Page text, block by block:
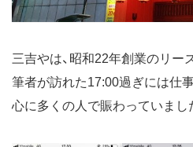
三吉やは、昭和22年創業のリー
筆者が訪れた17:00過ぎには仕
心に多くの人で賑わっていまし